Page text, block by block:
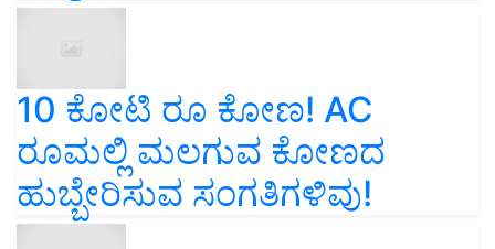
10 ಕೋಟಿ ರೂ ಕೋಣ! AC
ರೂಮಲ್ಲಿ ಮಲಗುವ ಕೋಣದ
ಹುಬ್ಬೇರಿಸುವ ಸಂಗತಿಗಳಿವು!